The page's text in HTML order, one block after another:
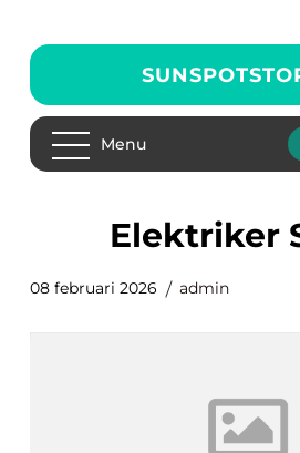
Menu
elektriker
08 februari 2026 admin